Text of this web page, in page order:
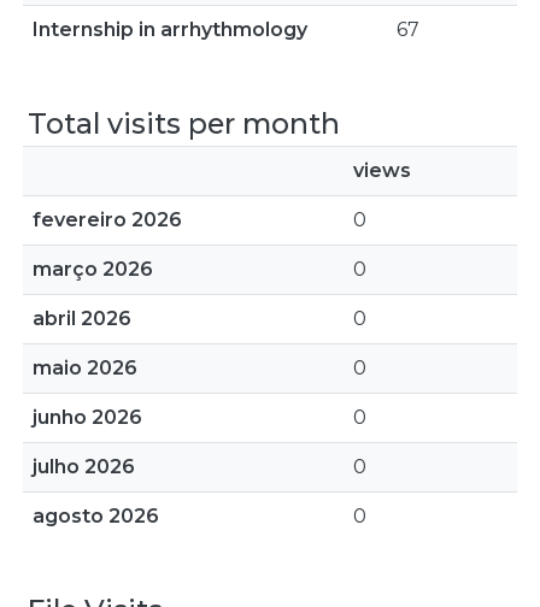
Internship in arrhythmology 67
Total visits per month
views
fevereiro 2026 0
março 2026 0
abril 2026 0
maio 2026 0
junho 2026 0
julho 2026 0
agosto 2026 0